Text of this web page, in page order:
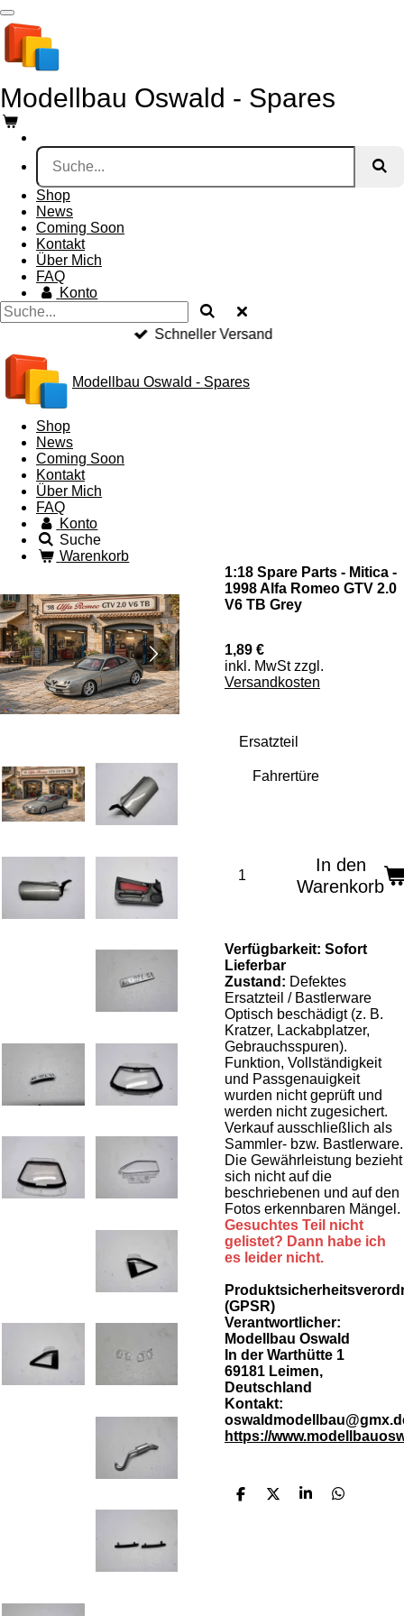
Zum
Hauptinhalt
springen
Modellbau Oswald - Spares
Shop
News
Coming Soon
Kontakt
Über Mich
FAQ
Konto
Schneller Versand
Modellbau Oswald - Spares
Shop
News
Coming Soon
Kontakt
Über Mich
FAQ
Konto
Suche
Warenkorb
1:18 Spare Parts - Mitica -
1998 Alfa Romeo GTV 2.0
V6 TB Grey
1,89 €
inkl. MwSt zzgl.
Versandkosten
Ersatzteil
In den
Warenkorb
Verfügbarkeit: Sofort
Lieferbar
Zustand: Defektes
Ersatzteil / Bastlerware
Optisch beschädigt (z. B.
Kratzer, Lackabplatzer,
Gebrauchsspuren).
Funktion, Vollständigkeit
und Passgenauigkeit
wurden nicht geprüft und
werden nicht zugesichert.
Verkauf ausschließlich als
Sammler- bzw. Bastlerware.
Die Gewährleistung bezieht
sich nicht auf die
beschriebenen und auf den
Fotos erkennbaren Mängel.
Gesuchtes Teil nicht
gelistet? Dann habe ich
es leider nicht.
(GPSR)
Verantwortlicher:
Modellbau Oswald
In der Warthütte 1
69181 Leimen,
Deutschland
Kontakt:
https://
T
T
T
T